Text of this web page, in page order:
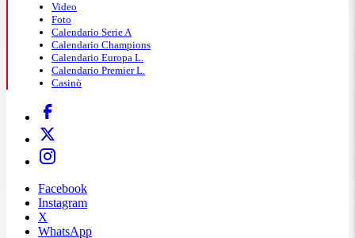
Video
Foto
Calendario Serie A
Calendario Champions
Calendario Europa L.
Calendario Premier L.
Casinò
Facebook
Instagram
X
WhatsApp